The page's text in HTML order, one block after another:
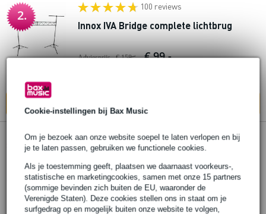
Cookie-instellingen bij Bax Music
Om je bezoek aan onze website soepel te laten verlopen en bij
je te laten passen, gebruiken we functionele cookies.
Als je toestemming geeft, plaatsen we daarnaast voorkeurs-,
statistische en marketingcookies, samen met onze 15 partners
(sommige bevinden zich buiten de EU, waaronder de
Verenigde Staten). Deze cookies stellen ons in staat om je
surfgedrag op en mogelijk buiten onze website te volgen,
2.
100 reviews
Innox IVA Bridge complete lichtbrug
Adviesprijs € 158,- € 99,-
3.
36 reviews
Innox complete lichtbrug
Adviesprijs € 397,- € 387,-
Op voorraad